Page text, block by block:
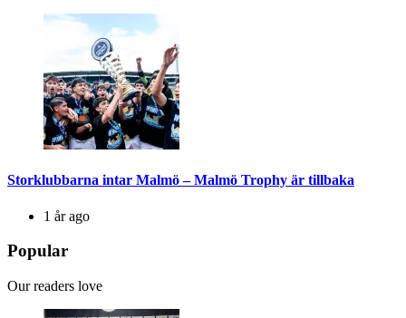
Storklubbarna intar Malmö – Malmö Trophy är tillbaka
1 år ago
Popular
Our readers love